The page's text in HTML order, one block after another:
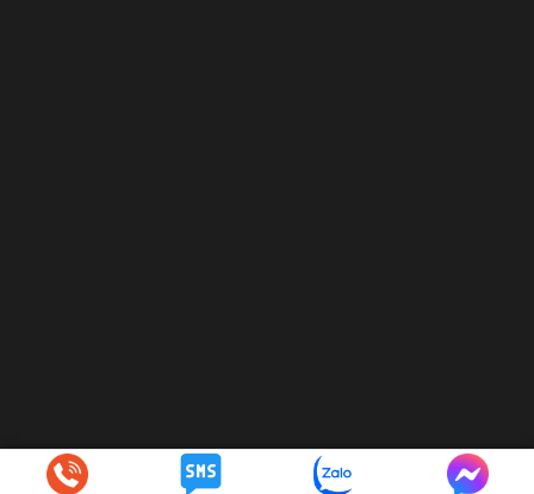
© 2024hoaphatcorp.com . All Rights Reserved.